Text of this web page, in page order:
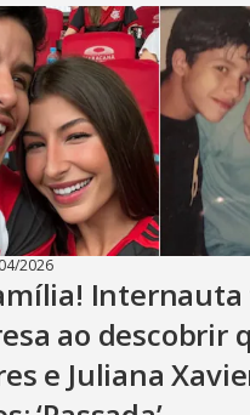
2026
Internauta
ao descobrir
e Juliana